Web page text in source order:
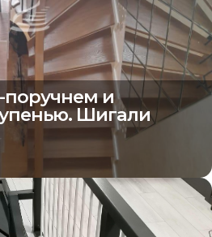
поручнем и
Шигали